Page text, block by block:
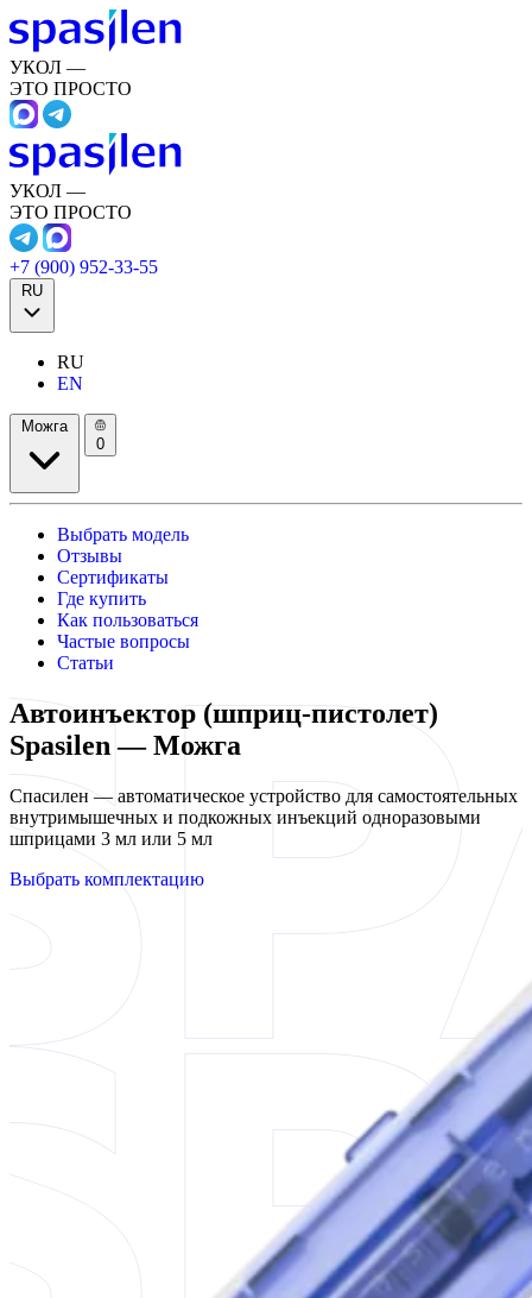
УКОЛ —
ЭТО ПРОСТО
УКОЛ —
ЭТО ПРОСТО
+7 (900) 952-33-55
RU
RU
EN
Можга
0
Выбрать модель
Отзывы
Сертификаты
Где купить
Как пользоваться
Частые вопросы
Статьи
Автоинъектор (шприц-пистолет)
Spasilen — Можга
Спасилен — автоматическое устройство для самостоятельных
внутримышечных и подкожных инъекций одноразовыми
шприцами 3 мл или 5 мл
Выбрать комплектацию